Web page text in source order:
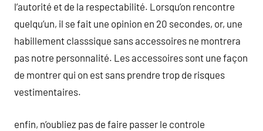
l’autorité et de la respectabilité. Lorsqu’on rencontre
quelqu’un, il se fait une opinion en 20 secondes, or, une
habillement classsique sans accessoires ne montrera
pas notre personnalité. Les accessoires sont une façon
de montrer qui on est sans prendre trop de risques
vestimentaires.
enfin, n’oubliez pas de faire passer le controle